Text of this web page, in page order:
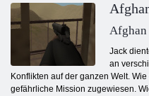
Jack
an
Konflikten auf der ganzen Welt.
gefährliche Mission zugewiesen.